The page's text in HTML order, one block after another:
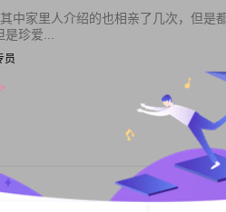
中家里人介绍的也相亲了几次，但是
珍爱...
员